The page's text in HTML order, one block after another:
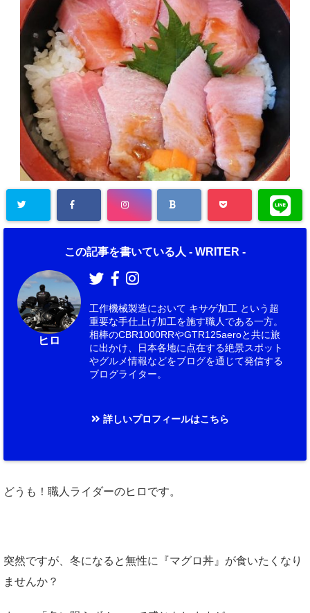
この記事を書いている人 - WRITER -
ヒロ
工作機械製造において キサゲ加工 という超
重要な手仕上げ加工を施す職人である一方。
相棒のCBR1000RRやGTR125aeroと共に旅
に出かけ、日本各地に点在する絶景スポット
やグルメ情報などをブログを通じて発信する
ブログライター。
詳しいプロフィールはこちら
どうも！職人ライダーのヒロです。
突然ですが、冬になると無性に『マグロ丼』が食いたくなり
ませんか？